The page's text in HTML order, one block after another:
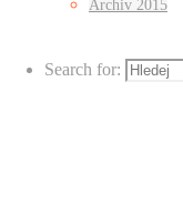
Archiv 2015
Search for: